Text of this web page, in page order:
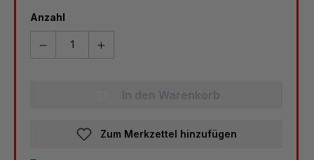
Anzahl
Zum Merkzettel hinzufügen